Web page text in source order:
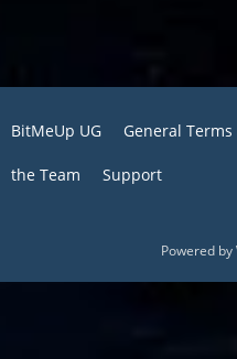
BitMeUp UG General
the Team Support
Powered by